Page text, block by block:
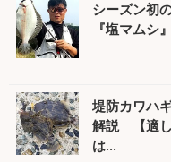
シーズン初
『塩マムシ
堤防カワハ
解説 【適し
は...